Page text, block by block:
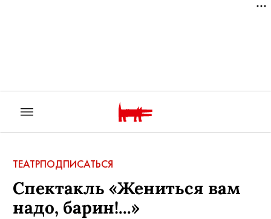
ТЕАТРПОДПИСАТЬСЯ
Спектакль «Жениться вам
надо, барин!...»